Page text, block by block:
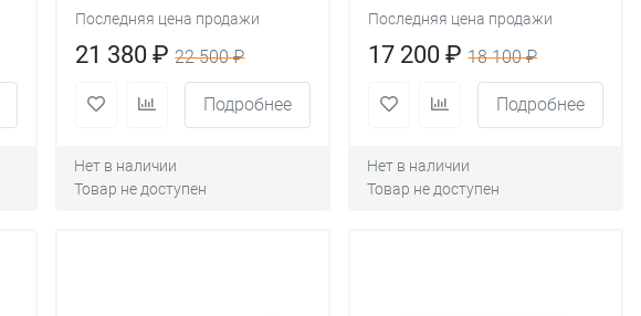
Последняя цена продажи
21 380 ₽22 500 ₽
Подробнее
Нет в наличии
Товар не доступен
Последняя цена продажи
17 200 ₽18 100 ₽
Подробнее
Нет в наличии
Товар не доступен